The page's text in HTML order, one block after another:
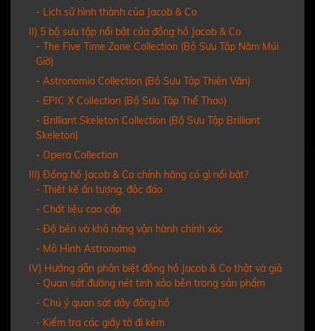
- Lịch sử hình thành của Jacob & Co
II) 5 bộ sưu tập nổi bật của đồng hồ Jacob & Co
- The Five Time Zone Collection (Bộ Sưu Tập Năm Múi
Giờ)
- Astronomia Collection (Bộ Sưu Tập Thiên Văn)
- EPIC X Collection (Bộ Sưu Tập Thể Thao)
- Brilliant Skeleton Collection (Bộ Sưu Tập Brilliant
Skeleton)
- Opera Collection
III) Đồng hồ Jacob & Co chính hãng có gì nổi bật?
- Thiết kế ấn tượng, độc đáo
- Chất liệu cao cấp
- Độ bền và khả năng vận hành chính xác
- Mô Hình Astronomia
IV) Hướng dẫn phân biệt đồng hồ Jacob & Co thật và giả
- Quan sát đường nét tinh xảo bên trong sản phẩm
- Chú ý quan sát dây đồng hồ
- Kiểm tra các giấy tờ đi kèm